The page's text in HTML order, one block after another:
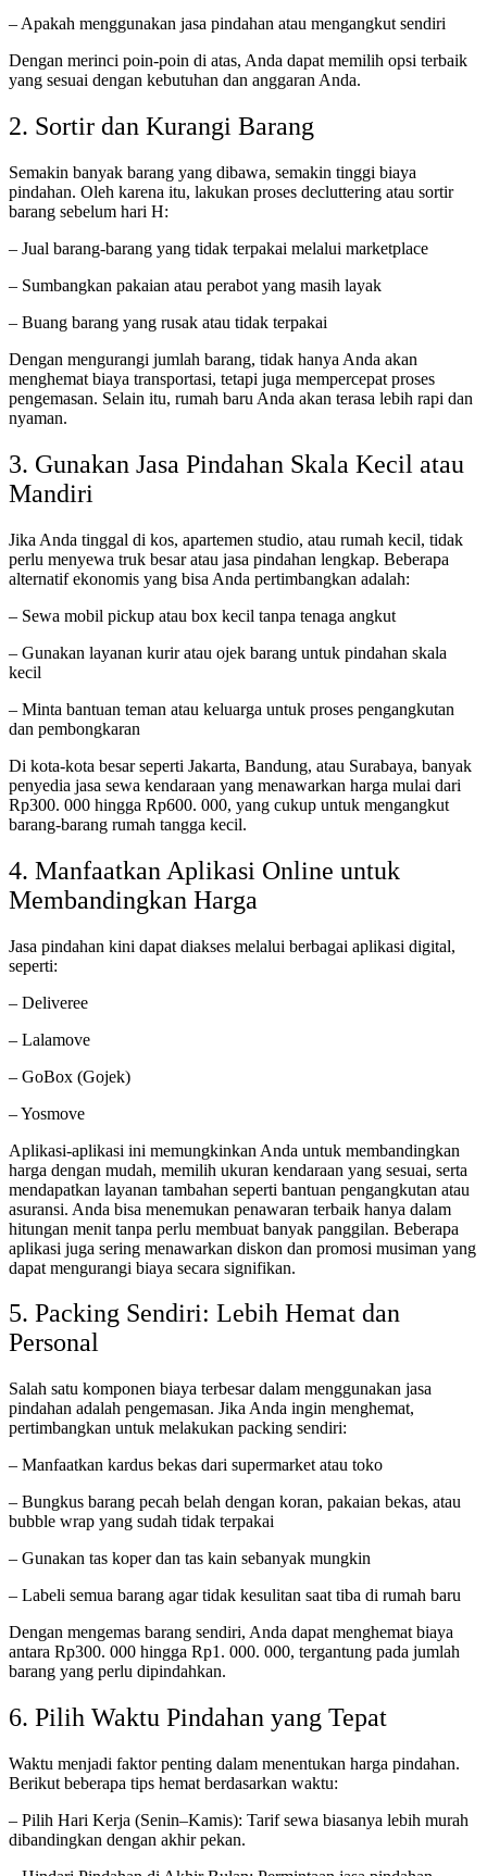
– Apakah menggunakan jasa pindahan atau mengangkut sendiri
Dengan merinci poin-poin di atas, Anda dapat memilih opsi terbaik
yang sesuai dengan kebutuhan dan anggaran Anda.
2. Sortir dan Kurangi Barang
Semakin banyak barang yang dibawa, semakin tinggi biaya
pindahan. Oleh karena itu, lakukan proses decluttering atau sortir
barang sebelum hari H:
– Jual barang-barang yang tidak terpakai melalui marketplace
– Sumbangkan pakaian atau perabot yang masih layak
– Buang barang yang rusak atau tidak terpakai
Dengan mengurangi jumlah barang, tidak hanya Anda akan
menghemat biaya transportasi, tetapi juga mempercepat proses
pengemasan. Selain itu, rumah baru Anda akan terasa lebih rapi dan
nyaman.
3. Gunakan Jasa Pindahan Skala Kecil atau
Mandiri
Jika Anda tinggal di kos, apartemen studio, atau rumah kecil, tidak
perlu menyewa truk besar atau jasa pindahan lengkap. Beberapa
alternatif ekonomis yang bisa Anda pertimbangkan adalah:
– Sewa mobil pickup atau box kecil tanpa tenaga angkut
– Gunakan layanan kurir atau ojek barang untuk pindahan skala
kecil
– Minta bantuan teman atau keluarga untuk proses pengangkutan
dan pembongkaran
Di kota-kota besar seperti Jakarta, Bandung, atau Surabaya, banyak
penyedia jasa sewa kendaraan yang menawarkan harga mulai dari
Rp300. 000 hingga Rp600. 000, yang cukup untuk mengangkut
barang-barang rumah tangga kecil.
4. Manfaatkan Aplikasi Online untuk
Membandingkan Harga
Jasa pindahan kini dapat diakses melalui berbagai aplikasi digital,
seperti:
– Deliveree
– Lalamove
– GoBox (Gojek)
– Yosmove
Aplikasi-aplikasi ini memungkinkan Anda untuk membandingkan
harga dengan mudah, memilih ukuran kendaraan yang sesuai, serta
mendapatkan layanan tambahan seperti bantuan pengangkutan atau
asuransi. Anda bisa menemukan penawaran terbaik hanya dalam
hitungan menit tanpa perlu membuat banyak panggilan. Beberapa
aplikasi juga sering menawarkan diskon dan promosi musiman yang
dapat mengurangi biaya secara signifikan.
5. Packing Sendiri: Lebih Hemat dan
Personal
Salah satu komponen biaya terbesar dalam menggunakan jasa
pindahan adalah pengemasan. Jika Anda ingin menghemat,
pertimbangkan untuk melakukan packing sendiri:
– Manfaatkan kardus bekas dari supermarket atau toko
– Bungkus barang pecah belah dengan koran, pakaian bekas, atau
bubble wrap yang sudah tidak terpakai
– Gunakan tas koper dan tas kain sebanyak mungkin
– Labeli semua barang agar tidak kesulitan saat tiba di rumah baru
Dengan mengemas barang sendiri, Anda dapat menghemat biaya
antara Rp300. 000 hingga Rp1. 000. 000, tergantung pada jumlah
barang yang perlu dipindahkan.
6. Pilih Waktu Pindahan yang Tepat
Waktu menjadi faktor penting dalam menentukan harga pindahan.
Berikut beberapa tips hemat berdasarkan waktu:
– Pilih Hari Kerja (Senin–Kamis): Tarif sewa biasanya lebih murah
dibandingkan dengan akhir pekan.